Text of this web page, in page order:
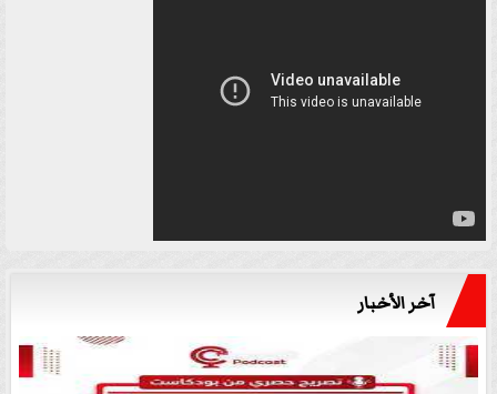
آخر الأخبار